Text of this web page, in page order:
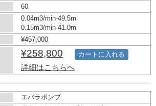
60
0.04m3/min-49.5m
0.15m3/min-41.0m
¥457,000
¥258,800
詳細はこちらへ
カートに入れる
エバラポンプ